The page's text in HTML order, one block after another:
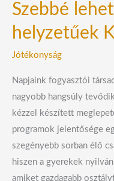
Szebbé
helyzetűek
Jótékonyság
Napjaink fogyasztói
nagyobb hangsúly
kézzel készített
programok jelentősége
szegényebb sorban élő
hiszen a gyerekek
amiket gazdagabb